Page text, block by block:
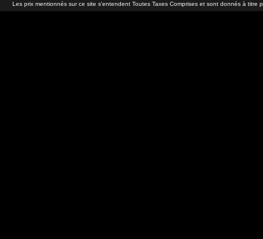
Les prix mentionnés sur ce site s'entendent Toutes Taxes Comprises et sont donnés à